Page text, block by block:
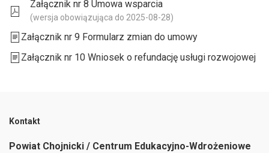
Załącznik nr 8 Umowa wsparcia
(wersja obowiązująca do 2025-08-28)
Załącznik nr 9 Formularz zmian do umowy
Załącznik nr 10 Wniosek o refundację usługi rozwojowej
Kontakt
Powiat Chojnicki / Centrum Edukacyjno-Wdrożeniowe